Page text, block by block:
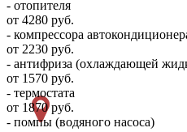
- отопителя
от 4280 руб.
- компрессора
от 2230 руб.
- антифриза (охлаждающей
от 1570 руб.
- термостата
от 1870 руб.
- помпы (водяного насоса)